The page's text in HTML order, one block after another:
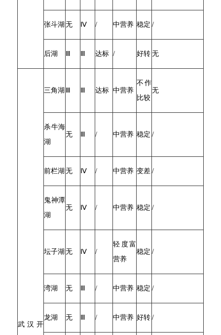
张斗湖 无 Ⅳ / 中营养 稳定 /
后湖 达标 / 好转 无
武汉开
三角湖 达标 中营养
不作
比较
无
杀牛海
湖
无 / 中营养 稳定 /
前栏湖 无 Ⅳ / 中营养 变差 /
鬼神潭
湖
无 Ⅳ / 中营养 稳定 /
坛子湖 无 Ⅳ /
轻度富
营养
稳定 /
湾湖 无 / 中营养 稳定 /
龙湖 无 / 中营养 好转 /